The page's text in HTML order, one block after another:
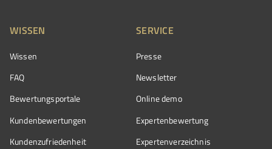
WISSEN
Wissen
FAQ
Bewertungsportale
Kundenbewertungen
Kundenzufriedenheit
SERVICE
Presse
Newsletter
Online demo
Expertenbewertung
Expertenverzeichnis